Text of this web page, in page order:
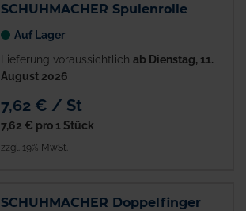
SCHUHMACHER Spulenrolle
Auf Lager
Lieferung voraussichtlich ab Dienstag, 11.
August 2026
7,62 € / St
7,62 € pro 1 Stück
zzgl. 19% MwSt.
SCHUHMACHER Doppelfinger